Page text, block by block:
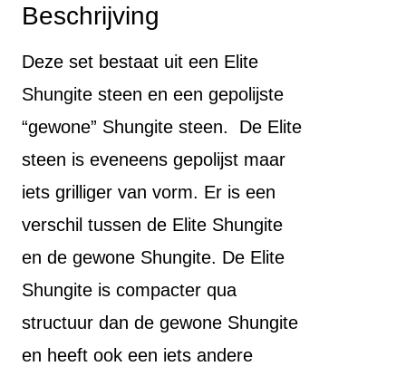
Beschrijving
Deze set bestaat uit een Elite
Shungite steen en een gepolijste
“gewone” Shungite steen. De Elite
steen is eveneens gepolijst maar
iets grilliger van vorm. Er is een
verschil tussen de Elite Shungite
en de gewone Shungite. De Elite
Shungite is compacter qua
structuur dan de gewone Shungite
en heeft ook een iets andere